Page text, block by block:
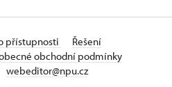
přístupnosti
Řešení
obchodní podmínky
webeditor@npu.cz